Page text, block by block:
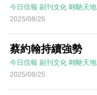
今日信報 副刊文化 翺馳天地
2025/08/26
蔡約翰持續強勢
今日信報 副刊文化 翺馳天地
2025/08/25